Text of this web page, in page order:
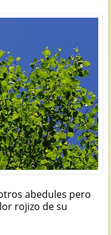
abedules pero
rojizo de su